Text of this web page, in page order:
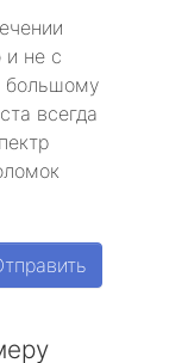
и не с
большому
всегда